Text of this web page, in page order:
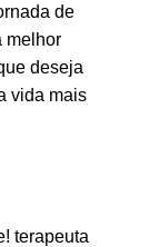
de
melhor
deseja
vida mais
terapeuta